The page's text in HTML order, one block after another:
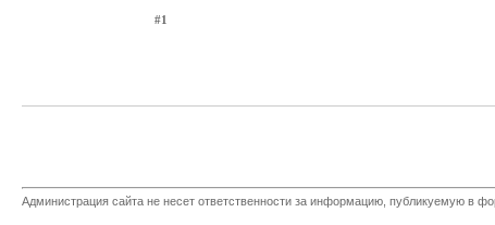
#1
Администрация сайта не несет ответственности за информацию, публикуемую в